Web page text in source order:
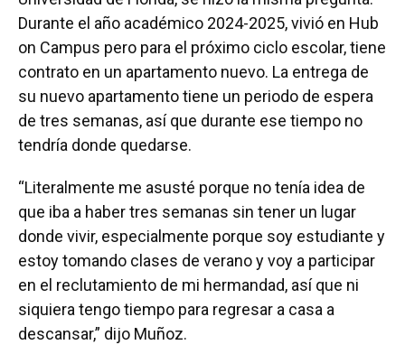
Durante el año académico 2024-2025, vivió en Hub
on Campus pero para el próximo ciclo escolar, tiene
contrato en un apartamento nuevo. La entrega de
su nuevo apartamento tiene un periodo de espera
de tres semanas, así que durante ese tiempo no
tendría donde quedarse.
“Literalmente me asusté porque no tenía idea de
que iba a haber tres semanas sin tener un lugar
donde vivir, especialmente porque soy estudiante y
estoy tomando clases de verano y voy a participar
en el reclutamiento de mi hermandad, así que ni
siquiera tengo tiempo para regresar a casa a
descansar,” dijo Muñoz.